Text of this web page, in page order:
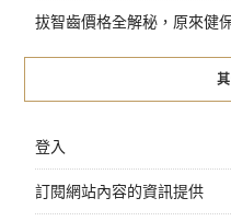
拔智齒價格全解秘，原來健
登入
訂閱網站內容的資訊提供